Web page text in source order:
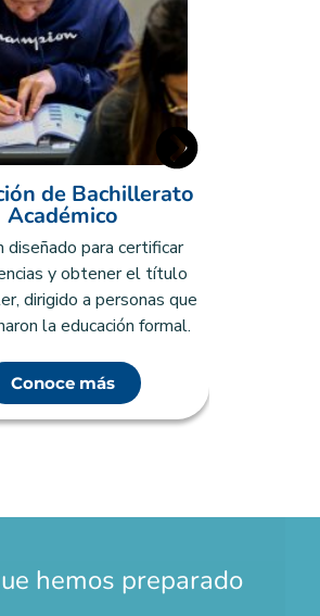
de Bachillerato
Académico
diseñado para certificar
y obtener el título
dirigido a personas que
la educación formal.
Conoce más
hemos preparado